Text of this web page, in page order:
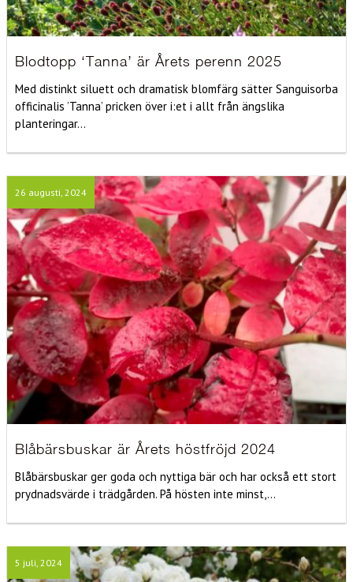
Blodtopp ‘Tanna’ är Årets perenn 2025
Med distinkt siluett och dramatisk blomfärg sätter Sanguisorba
officinalis ’Tanna’ pricken över i:et i allt från ängslika
planteringar...
26 augusti, 2024
Blåbärsbuskar är Årets höstfröjd 2024
Blåbärsbuskar ger goda och nyttiga bär och har också ett stort
prydnadsvärde i trädgården. På hösten inte minst,...
5 juli, 2024